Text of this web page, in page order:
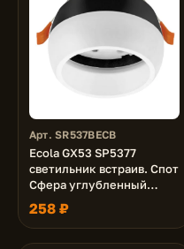
Арт. SR537BECB
Ecola GX53 SP5377
светильник встраив. Спот
Сфера углубленный
Черный с матовым
сводом 90х73 (к+)
258 ₽